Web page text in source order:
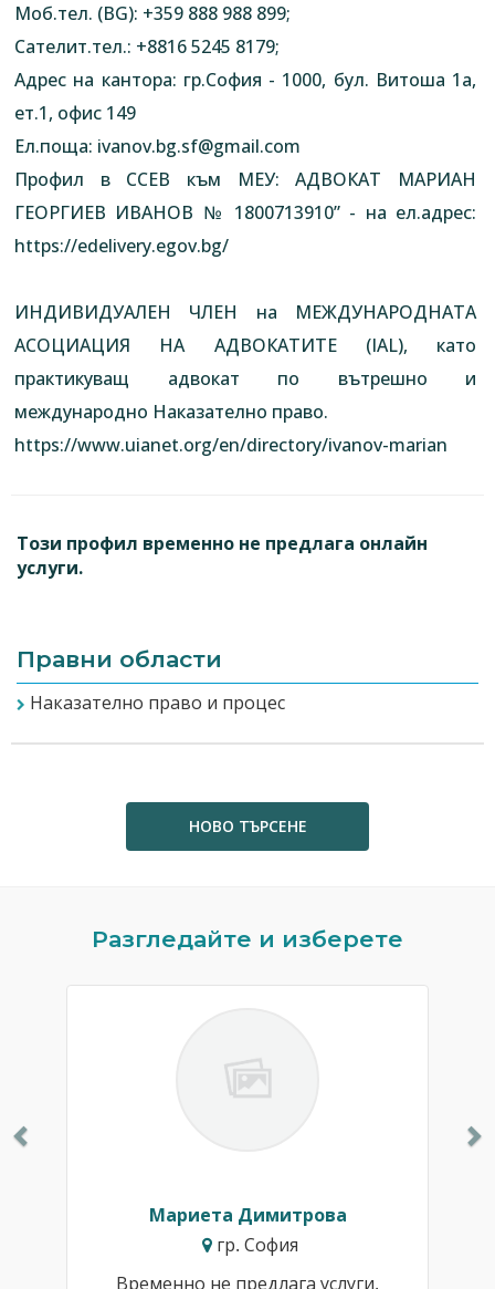
Моб.тел. (BG): +359 888 988 899;
Сателит.тел.: +8816 5245 8179;
Адрес на кантора: гр.София - 1000, бул. Витоша 1а,
ет.1, офис 149
Ел.поща: ivanov.bg.sf@gmail.com
Профил в ССЕВ към МЕУ: АДВОКАТ МАРИАН
ГЕОРГИЕВ ИВАНОВ № 1800713910” - на ел.адрес:
https://edelivery.egov.bg/
ИНДИВИДУАЛЕН ЧЛЕН на МЕЖДУНАРОДНАТА
АСОЦИАЦИЯ НА АДВОКАТИТЕ (IAL), като
практикуващ адвокат по вътрешно и
международно Наказателно право.
https://www.uianet.org/en/directory/ivanov-marian
Този профил временно не предлага онлайн
услуги.
Правни области
Наказателно право и процес
НОВО ТЪРСЕНЕ
Разгледайте и изберете
Мариета Димитрова
гр. София
Временно не предлага услуги.